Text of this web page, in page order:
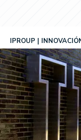
IPROUP